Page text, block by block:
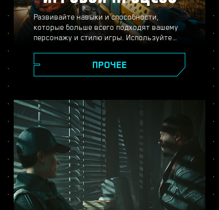
Развивайте навыки и способности,
которые больше всего подходят вашему
персонажу и стилю игры. Используйте
улучшайте своё тело с помощью
имплантов — всё ради того, чтобы стать
перестрелки, расправляйтесь с
противниками издалека или
прокрадывайтесь мимо охраны, чтобы
достичь своей цели.
ПРОЧЕЕ